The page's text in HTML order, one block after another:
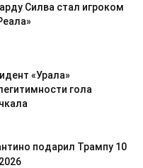
Силва стал игроком
«Урала»
гола
подарил Трампу 10